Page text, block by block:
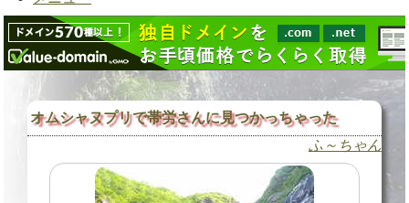
オムシャヌプリで帯労さんに見つかっちゃった
ふ～ちゃん